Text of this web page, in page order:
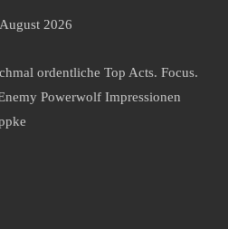
2026
ordentliche Top Acts. Focus.
Powerwolf Impressionen